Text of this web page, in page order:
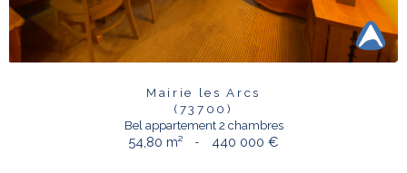
Mairie les Arcs
(73700)
Bel appartement 2 chambres
54,80 m² - 440 000 €